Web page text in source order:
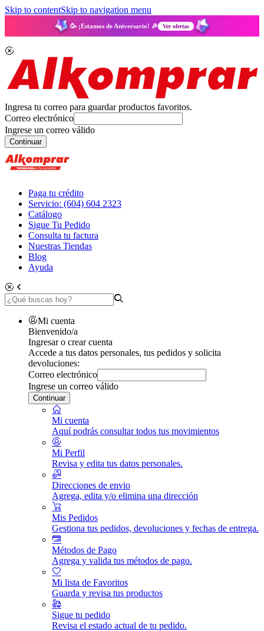
Skip to contentSkip to navigation menu
🥳 ¡Estamos de Aniversario! 🎉 Ver ofertas
Ingresa tu correo para guardar productos favoritos.
Correo electrónico
Ingrese un correo válido
Continuar
Paga tu crédito
Servicio: (604) 604 2323
Catálogo
Sigue Tu Pedido
Consulta tu factura
Nuestras Tiendas
Blog
Ayuda
Mi cuenta
Bienvenido/a
Ingresar o crear cuenta
Accede a tus datos personales, tus pedidos y solicita
devoluciones:
Correo electrónico
Ingrese un correo válido
Continuar
Mi cuenta
Aquí podrás consultar todos tus movimientos
Mi Perfil
Revisa y edita tus datos personales.
Direcciones de envio
Agrega, edita y/o elimina una dirección
Mis Pedidos
Gestiona tus pedidos, devoluciones y fechas de entrega.
Métodos de Pago
Agrega y valida tus métodos de pago.
Mi lista de Favoritos
Guarda y revisa tus productos
Sigue tu pedido
Revisa el estado actual de tu pedido.